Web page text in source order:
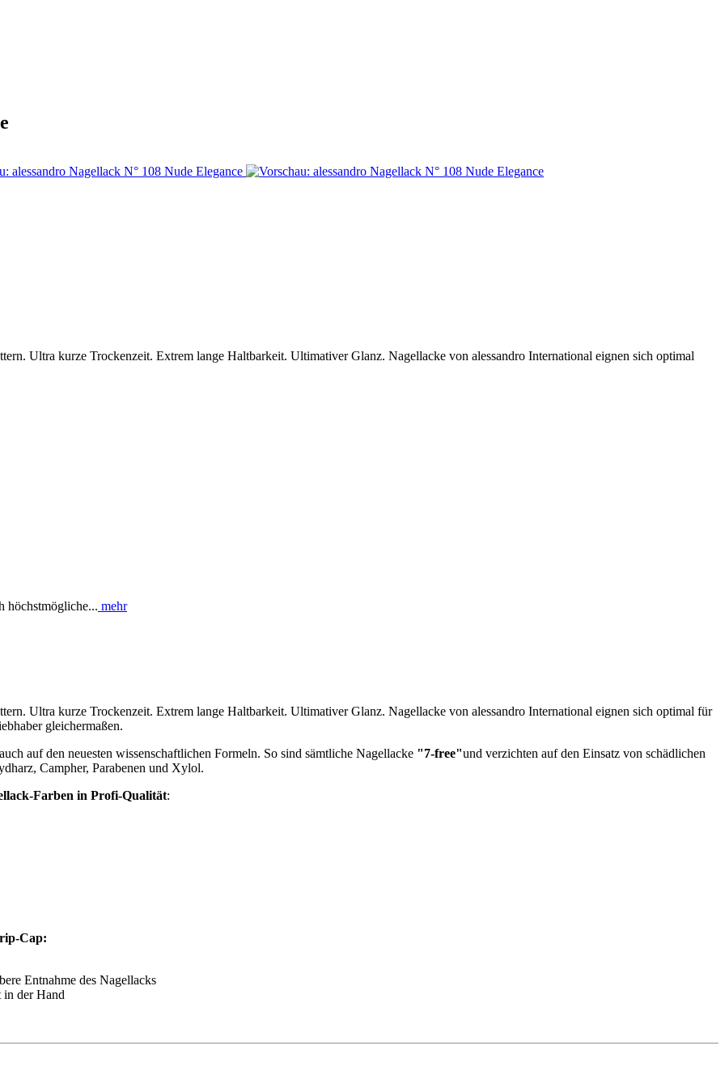
Ultra kurze Trockenzeit. Extrem lange Haltbarkeit. Ultimativer Glanz. Nagellacke von alessandro International eignen sich optimal
höchstmögliche... mehr
Ultra kurze Trockenzeit. Extrem lange Haltbarkeit. Ultimativer Glanz. Nagellacke von alessandro International eignen sich optimal für
gleichermaßen.
auf den neuesten wissenschaftlichen Formeln. So sind sämtliche Nagellacke "7-free"und verzichten auf den Einsatz von schädlichen
Campher, Parabenen und Xylol.
Farben in Profi-Qualität:
Cap:
Entnahme des Nagellacks
in der Hand